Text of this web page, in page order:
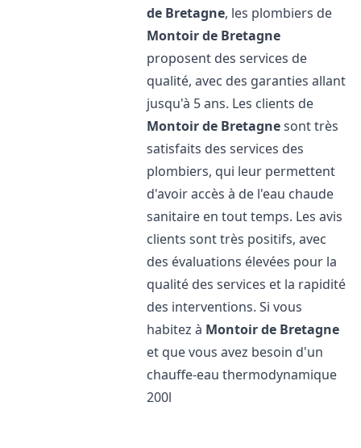
de Bretagne, les plombiers de
Montoir de Bretagne
proposent des services de
qualité, avec des garanties allant
jusqu'à 5 ans. Les clients de
Montoir de Bretagnesont très
satisfaits des services des
plombiers, qui leur permettent
d'avoir accès à de l'eau chaude
sanitaire en tout temps. Les avis
clients sont très positifs, avec
des évaluations élevées pour la
qualité des services et la rapidité
des interventions. Si vous
habitez à Montoir de Bretagne
et que vous avez besoin d'un
chauffe-eau thermodynamique
200l